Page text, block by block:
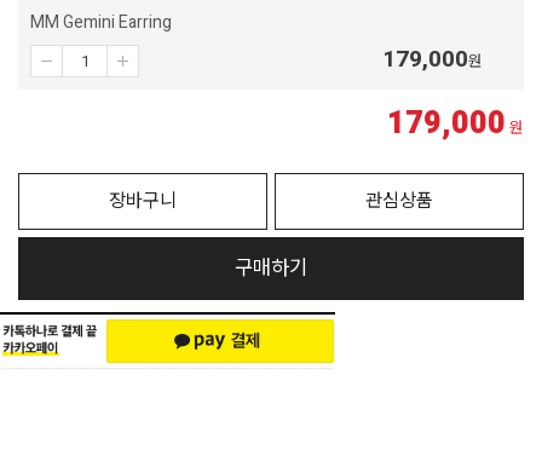
MM Gemini Earring
179,000원
179,000 원
장바구니 관심상품
구매하기